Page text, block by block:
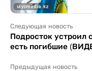
Следующая новость
Подросток устроил
есть погибшие
Предыдущая новость